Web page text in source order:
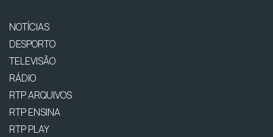
NOTÍCIAS
DESPORTO
TELEVISÃO
RÁDIO
RTP ARQUIVOS
RTP ENSINA
RTP PLAY